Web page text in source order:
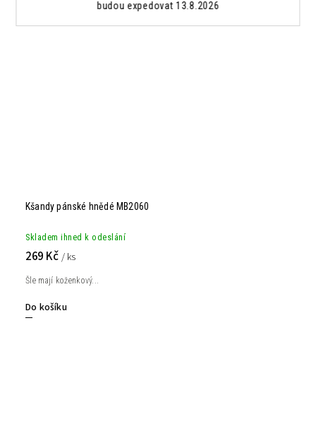
budou expedovat 13.8.2026
Kšandy pánské hnědé MB2060
Skladem ihned k odeslání
269 Kč / ks
Do košíku
Šle mají koženkový...